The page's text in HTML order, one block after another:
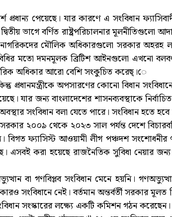
পেয়েছে। যার কারণে এ সংবিধান
ভাগে বর্ণিত রাষ্ট্রপরিচালনার
মৌলিক অধিকারগুলো সরকার অহরহ
মতো দমনমূলক ব্রিটিশ আইনগুলো এখনো
অধিকার আরো বেশি সংকুচিত করেছ্।ে
কিন্তু প্রধানমন্ত্রীকে অপসারণের কোনো বিধান
যার জন্য বাংলাদেশের শাসনব্যবস্থাকে
অবস্থার সংবিধান বলা যেতে পারে। সংবিধান
২০০৯ থেকে ২০২৩ সাল পর্যন্ত দেশে
ফ্যাসিস্ট আওয়ামী লীগ পঞ্চদশ সংশোধনীর ৭ম
এসবই করা হয়েছে রাজনৈতিক সুবিধা
গণবিপ্লব সংবিধান মেনে হয়নি। গণঅভ্যুত্থান
সংবিধানে নেই। বর্তমান অন্তর্বর্তী সরকার
সংস্কারের লক্ষ্যে একটি কমিশন গঠন করেছেন।